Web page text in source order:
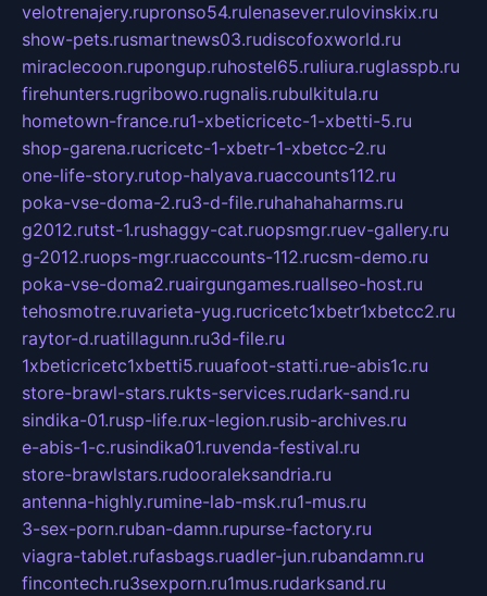
velotrenajery.rupronso54.rulenasever.rulovinskix.ru
show-pets.rusmartnews03.rudiscofoxworld.ru
miraclecoon.rupongup.ruhostel65.ruliura.ruglasspb.ru
firehunters.rugribowo.rugnalis.rubulkitula.ru
hometown-france.ru1-xbeticricetc-1-xbetti-5.ru
shop-garena.rucricetc-1-xbetr-1-xbetcc-2.ru
one-life-story.rutop-halyava.ruaccounts112.ru
poka-vse-doma-2.ru3-d-file.ruhahahaharms.ru
g2012.rutst-1.rushaggy-cat.ruopsmgr.ruev-gallery.ru
g-2012.ruops-mgr.ruaccounts-112.rucsm-demo.ru
poka-vse-doma2.ruairgungames.ruallseo-host.ru
tehosmotre.ruvarieta-yug.rucricetc1xbetr1xbetcc2.ru
raytor-d.ruatillagunn.ru3d-file.ru
1xbeticricetc1xbetti5.ruuafoot-statti.rue-abis1c.ru
store-brawl-stars.rukts-services.rudark-sand.ru
sindika-01.rusp-life.rux-legion.rusib-archives.ru
e-abis-1-c.rusindika01.ruvenda-festival.ru
store-brawlstars.rudooraleksandria.ru
antenna-highly.rumine-lab-msk.ru1-mus.ru
3-sex-porn.ruban-damn.rupurse-factory.ru
viagra-tablet.rufasbags.ruadler-jun.rubandamn.ru
fincontech.ru3sexporn.ru1mus.rudarksand.ru